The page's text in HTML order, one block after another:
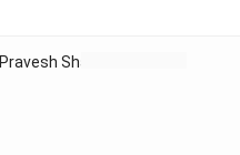
Pravesh Shabd Kaun L...